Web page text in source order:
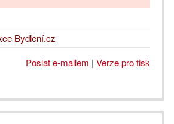
Bydlení.cz
Poslat e-mailem | Verze pro tisk